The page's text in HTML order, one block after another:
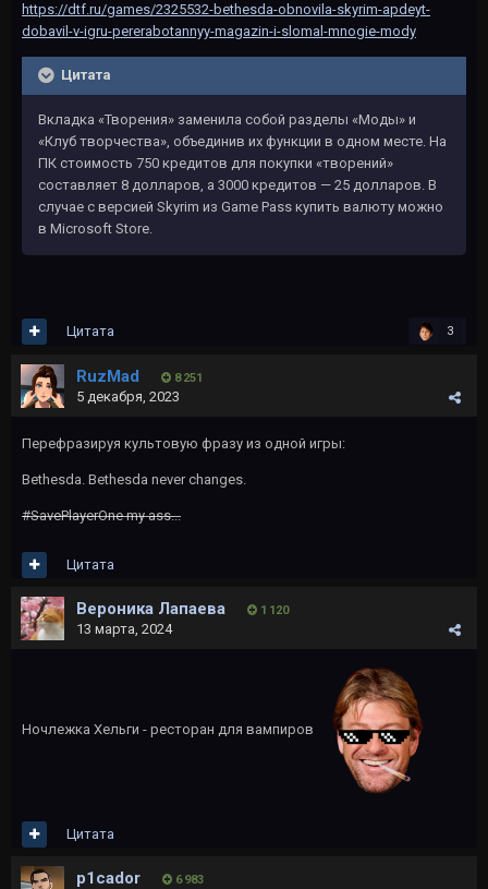
https://dtf.ru/games/2325532-bethesda-obnovila-skyrim-apdeyt-
dobavil-v-igru-pererabotannyy-magazin-i-slomal-mnogie-mody
Цитата
Вкладка «Творения» заменила собой разделы «Моды» и
«Клуб творчества», объединив их функции в одном месте. На
ПК стоимость 750 кредитов для покупки «творений»
составляет 8 долларов, а 3000 кредитов — 25 долларов. В
случае с версией Skyrim из Game Pass купить валюту можно
в Microsoft Store.
3
Цитата
RuzMad 8 251
5 декабря, 2023
Перефразируя культовую фразу из одной игры:
Bethesda. Bethesda never changes.
#SavePlayerOne my ass...
Цитата
Вероника Лапаева 1 120
13 марта, 2024
Ночлежка Хельги - ресторан для вампиров
Цитата
p1cador 6 983